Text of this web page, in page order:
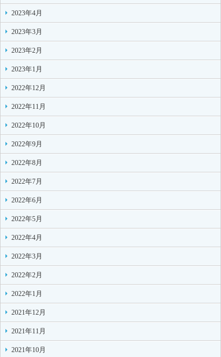
2023年4月
2023年3月
2023年2月
2023年1月
2022年12月
2022年11月
2022年10月
2022年9月
2022年8月
2022年7月
2022年6月
2022年5月
2022年4月
2022年3月
2022年2月
2022年1月
2021年12月
2021年11月
2021年10月